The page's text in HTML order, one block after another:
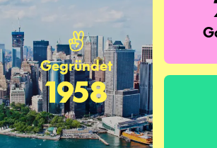
Gegründet
1958